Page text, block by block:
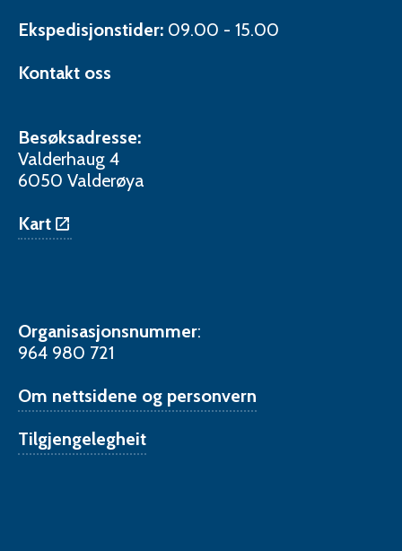
Ekspedisjonstider: 09.00 - 15.00
Kontakt oss
Besøksadresse:
Valderhaug 4
6050 Valderøya
Kart
Organisasjonsnummer:
964 980 721
Om nettsidene og personvern
Tilgjengelegheit